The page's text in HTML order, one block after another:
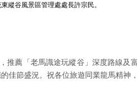
縱谷風景區管理處處長許宗民。
薦「老馬識途玩縱谷」深度路線及
佳節盛況。祝各位旅遊同業龍馬精神